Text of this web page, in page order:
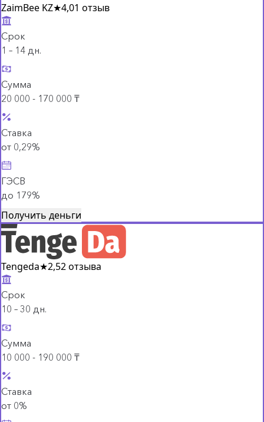
ZaimBee KZ★4,01 отзыв
Срок
1 – 14 дн.
Сумма
20 000 - 170 000 ₸
Ставка
от 0,29%
ГЭСВ
до 179%
Получить деньги
Tengeda★2,52 отзыва
Срок
10 – 30 дн.
Сумма
10 000 - 190 000 ₸
Ставка
от 0%